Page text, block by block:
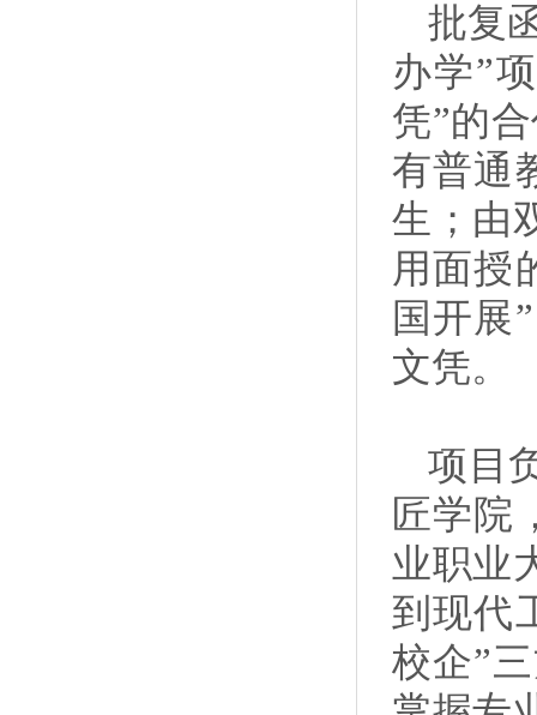
批复
办学”
凭”的
有普通
生；由
用面授
国开展
文凭。
项目
匠学院
业职业
到现代
校企”